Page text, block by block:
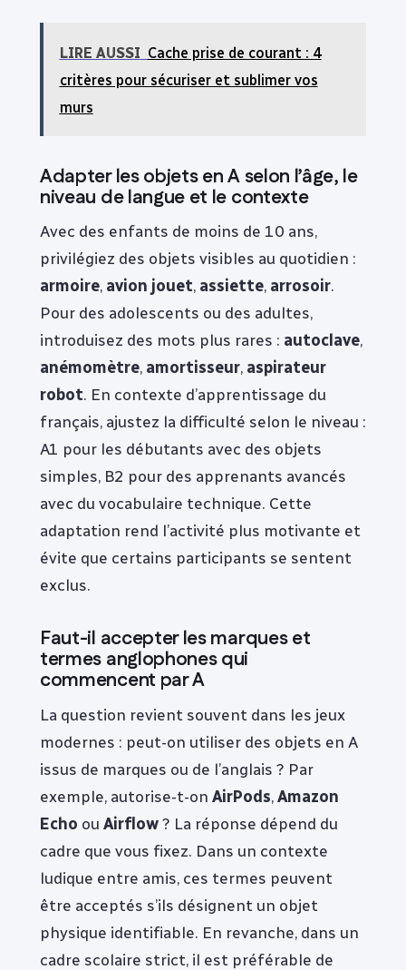
LIRE AUSSI Cache prise de courant : 4
critères pour sécuriser et sublimer vos
murs
Adapter les objets en A selon l’âge, le
niveau de langue et le contexte
Avec des enfants de moins de 10 ans,
privilégiez des objets visibles au quotidien :
armoire, avion jouet, assiette, arrosoir.
Pour des adolescents ou des adultes,
introduisez des mots plus rares : autoclave,
anémomètre, amortisseur, aspirateur
robot. En contexte d’apprentissage du
français, ajustez la difficulté selon le niveau :
A1 pour les débutants avec des objets
simples, B2 pour des apprenants avancés
avec du vocabulaire technique. Cette
adaptation rend l’activité plus motivante et
évite que certains participants se sentent
exclus.
Faut-il accepter les marques et
termes anglophones qui
commencent par A
La question revient souvent dans les jeux
modernes : peut-on utiliser des objets en A
issus de marques ou de l’anglais ? Par
exemple, autorise-t-on AirPods,Amazon
Echo ou Airflow? La réponse dépend du
cadre que vous fixez. Dans un contexte
ludique entre amis, ces termes peuvent
être acceptés s’ils désignent un objet
physique identifiable. En revanche, dans un
cadre scolaire strict, il est préférable de